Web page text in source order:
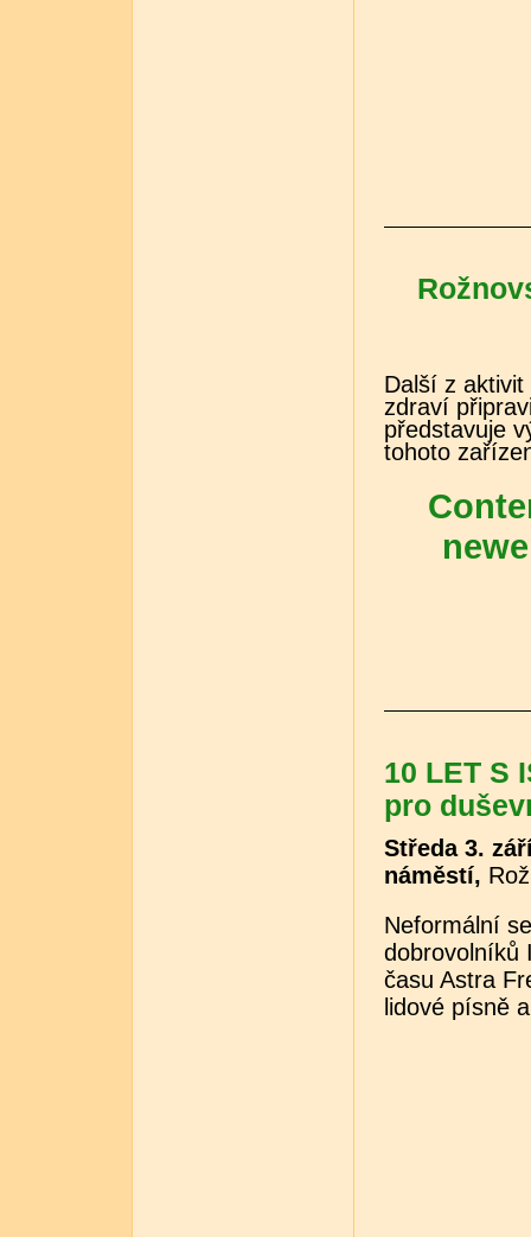
Další z
zdraví
představuje
tohoto
10 LET S
pro
Středa 3.
náměstí,
Neformální
dobrovolníků
času Astra
lidové písně